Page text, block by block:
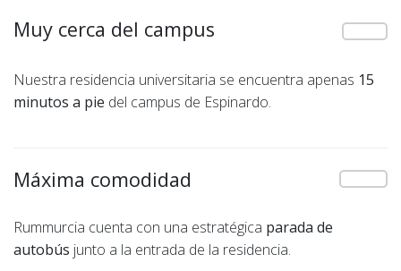
Muy cerca del campus
Nuestra residencia universitaria se encuentra apenas 15
minutos a pie del campus de Espinardo.
Máxima comodidad
Rummurcia cuenta con una estratégica parada de
autobús junto a la entrada de la residencia.